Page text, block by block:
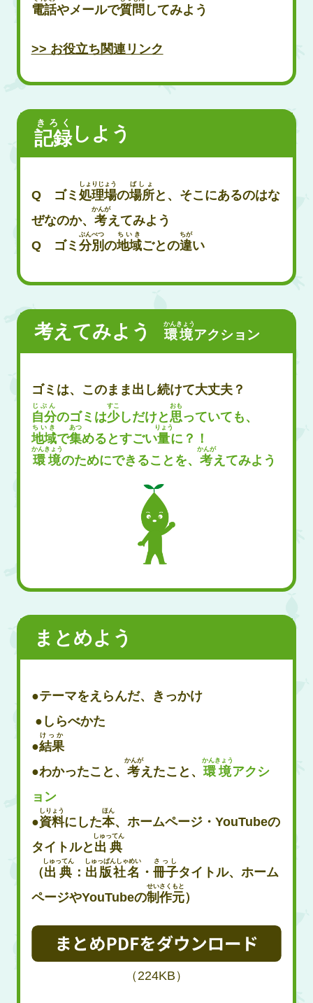
電話やメールで質問 してみよう
>> お役立ち関連リンク
記録
きろく
しよう
Q ゴミ処理場
しょりじょう
の場所
ばしょ
と、そこにあるのはな
ぜなのか、 考
かんが
えてみよう
Q ゴミ分別
ぶんべつ
の地域
ちいき
ごとの違
ちが
い
考えてみよう 環境
かんきょう
アクション
ゴミは、このまま出し続けて大丈夫？
自分
じぶん
のゴミは少
すこ
しだけと思
おも
っていても、
地域
ちいき
で集
あつ
めるとすごい量
りょう
に？！
環境
かんきょう
のためにできることを、 考
かんが
えてみよう
まとめよう
●テーマをえらんだ、きっかけ
​ ●しらべかた​
●結果
けっか
●わかったこと、 考
かんが
えたこと、 環境
かんきょう
アクシ
ョン
●資料
しりょう
にした本
ほん
、ホームページ・YouTubeの
タイトルと出典
しゅってん
（出典
しゅってん
： 出版社名
しゅっぱんしゃめい
・ 冊子
さっし
タイトル、ホーム
ページやYouTubeの制作元
せいさくもと
）
（224KB）